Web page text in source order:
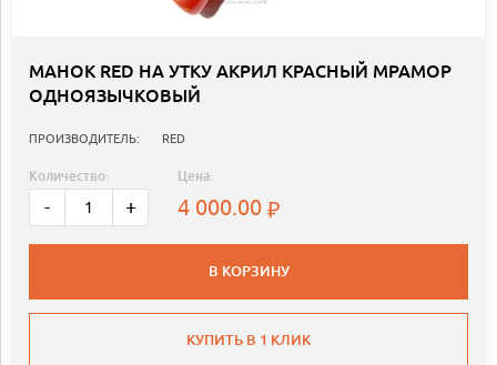
МАНОК RED НА УТКУ АКРИЛ КРАСНЫЙ МРАМОР
ОДНОЯЗЫЧКОВЫЙ
ПРОИЗВОДИТЕЛЬ: RED
Количество:
- +
Цена:
4 000.00
В КОРЗИНУ
КУПИТЬ В 1 КЛИК